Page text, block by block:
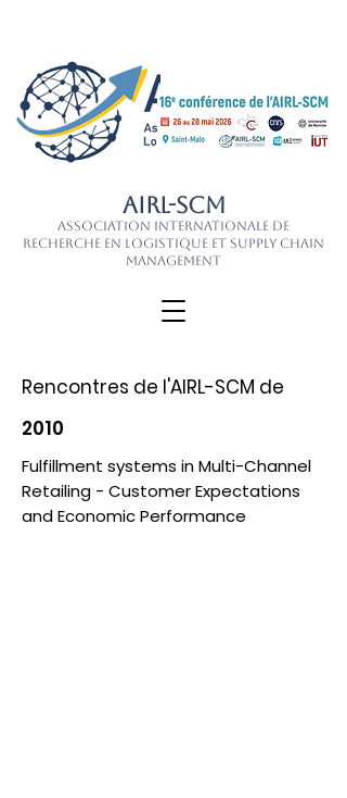
AIRL-SCM
Association Internationale de
Recherche en Logistique et Supply Chain
Management
Rencontres de l'AIRL-SCM de
2010
Fulfillment systems in Multi-Channel
Retailing - Customer Expectations
and Economic Performance